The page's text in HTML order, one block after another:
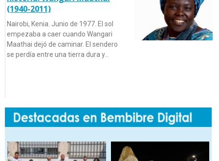
(1940-2011)
Nairobi, Kenia. Junio de 1977. El sol
empezaba a caer cuando Wangari
Maathai dejó de caminar. El sendero
se perdía entre una tierra dura y…